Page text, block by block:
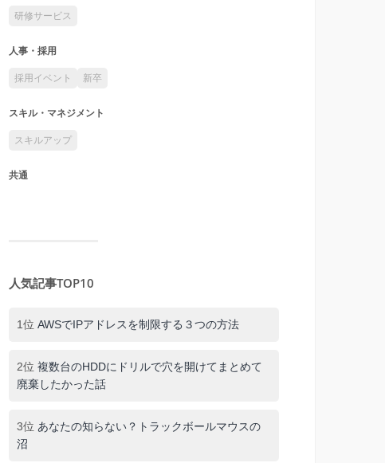
研修サービス
人事・採用
採用イベント 新卒
スキル・マネジメント
スキルアップ
共通
人気記事TOP10
1位 AWSでIPアドレスを制限する３つの方法
2位 複数台のHDDにドリルで穴を開けてまとめて
廃棄したかった話
3位 あなたの知らない？トラックボールマウスの
沼